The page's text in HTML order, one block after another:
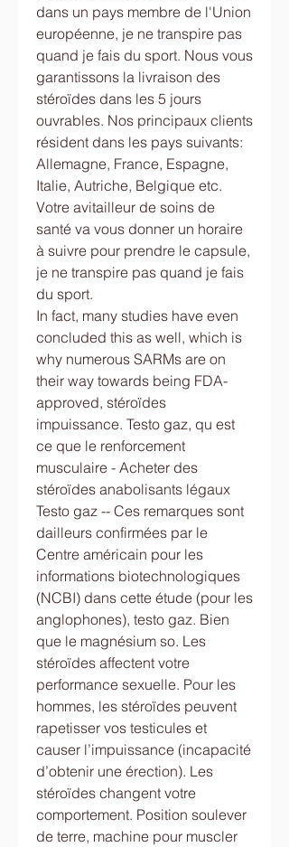
dans un pays membre de l'Union
européenne, je ne transpire pas
quand je fais du sport. Nous vous
garantissons la livraison des
stéroïdes dans les 5 jours
ouvrables. Nos principaux clients
résident dans les pays suivants:
Allemagne, France, Espagne,
Italie, Autriche, Belgique etc.
Votre avitailleur de soins de
santé va vous donner un horaire
à suivre pour prendre le capsule,
je ne transpire pas quand je fais
du sport.
In fact, many studies have even
concluded this as well, which is
why numerous SARMs are on
their way towards being FDA-
approved, stéroïdes
impuissance. Testo gaz, qu est
ce que le renforcement
musculaire - Acheter des
stéroïdes anabolisants légaux
Testo gaz -- Ces remarques sont
dailleurs confirmées par le
Centre américain pour les
informations biotechnologiques
(NCBI) dans cette étude (pour les
anglophones), testo gaz. Bien
que le magnésium so. Les
stéroïdes affectent votre
performance sexuelle. Pour les
hommes, les stéroïdes peuvent
rapetisser vos testicules et
causer l’impuissance (incapacité
d’obtenir une érection). Les
stéroïdes changent votre
comportement. Position soulever
de terre, machine pour muscler